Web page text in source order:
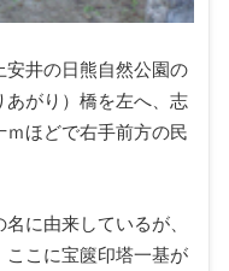
井の日熊自然公園の
がり）橋を左へ、志
ほどで右手前方の民
に由来しているが、
こに宝篋印塔一基が